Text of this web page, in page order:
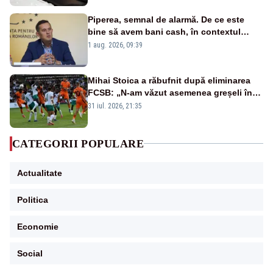
Piperea, semnal de alarmă. De ce este
bine să avem bani cash, în contextul
alertei energetice?
1 aug. 2026, 09:39
Mihai Stoica a răbufnit după eliminarea
FCSB: „N-am văzut asemenea greșeli în
190 de meciuri europene”
31 iul. 2026, 21:35
CATEGORII POPULARE
Actualitate
Politica
Economie
Social